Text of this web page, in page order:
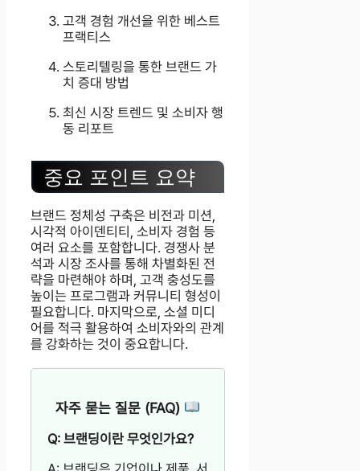
고객 경험 개선을 위한 베스트
프랙티스
스토리텔링을 통한 브랜드 가
치 증대 방법
최신 시장 트렌드 및 소비자 행
동 리포트
중요 포인트 요약
브랜드 정체성 구축은 비전과 미션,
시각적 아이덴티티, 소비자 경험 등
여러 요소를 포함합니다. 경쟁사 분
석과 시장 조사를 통해 차별화된 전
략을 마련해야 하며, 고객 충성도를
높이는 프로그램과 커뮤니티 형성이
필요합니다. 마지막으로, 소셜 미디
어를 적극 활용하여 소비자와의 관계
를 강화하는 것이 중요합니다.
자주 묻는 질문 (FAQ)
Q: 브랜딩이란 무엇인가요?